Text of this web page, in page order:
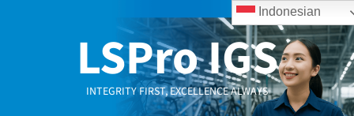
LSPro IGS
INTEGRITY FIRST, EXCELLENCE ALWAYS
Indonesian